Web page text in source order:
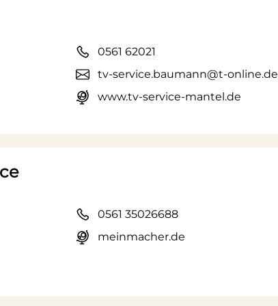
0561 62021
tv-service.baumann@t-online.de
www.tv-service-mantel.de
0561 35026688
meinmacher.de